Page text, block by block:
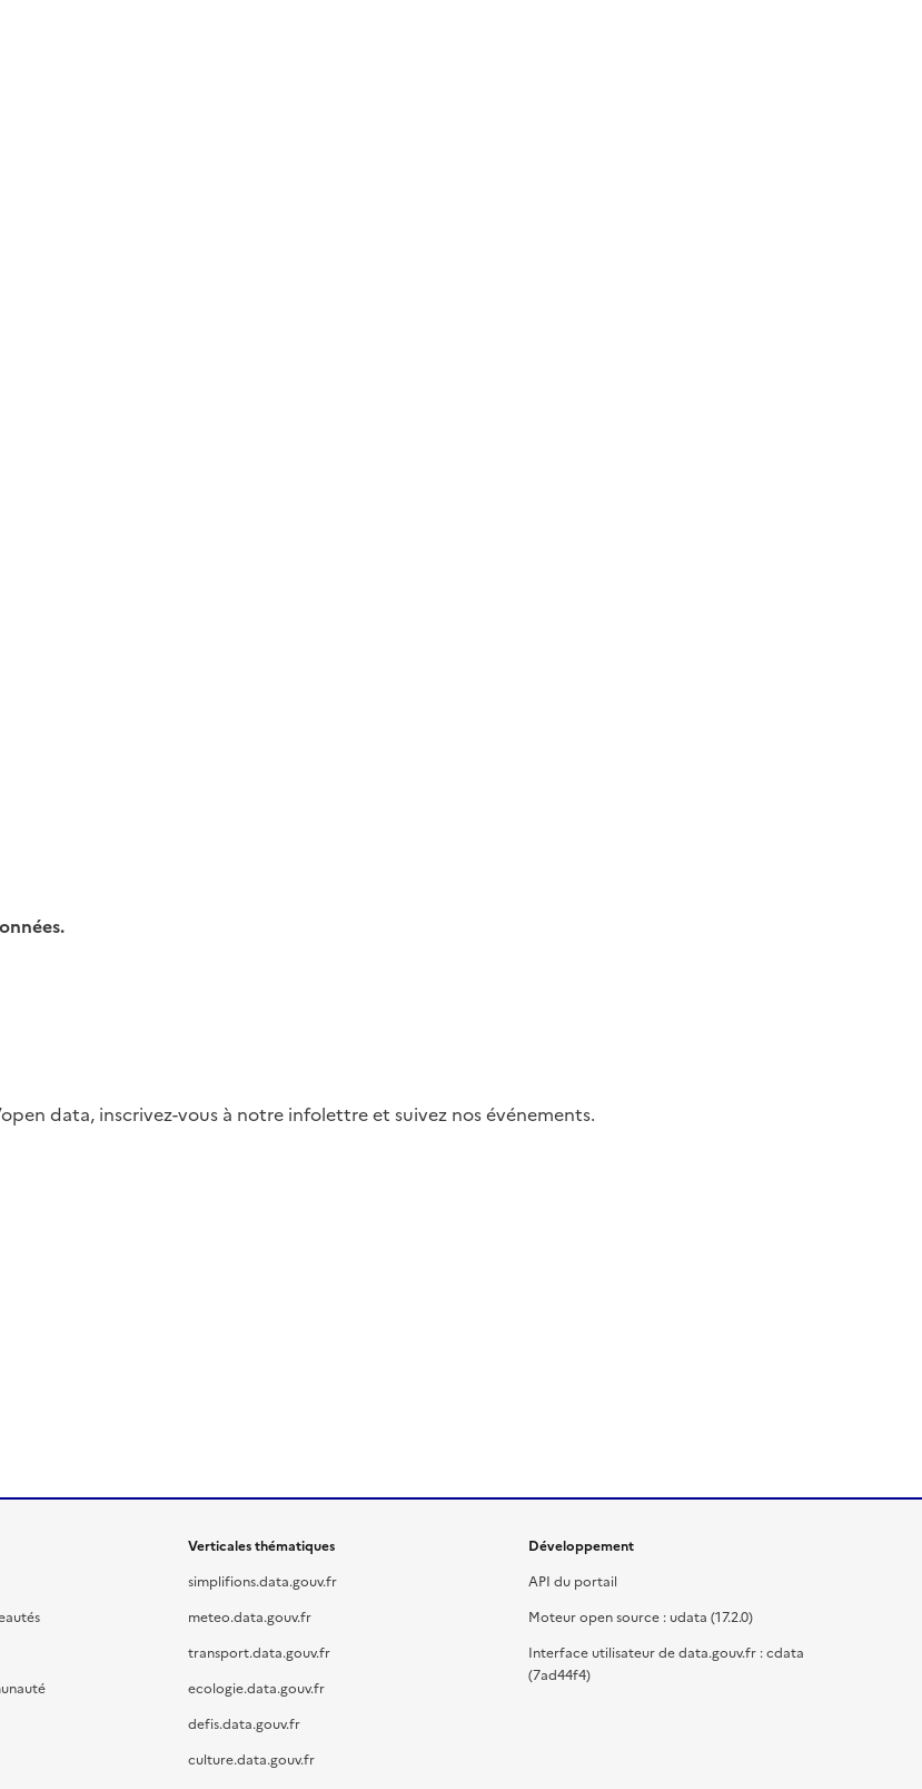
data, inscrivez-vous à notre infolettre et suivez nos événements.
Verticales thématiques
simplifions.data.gouv.fr
meteo.data.gouv.fr
transport.data.gouv.fr
ecologie.data.gouv.fr
defis.data.gouv.fr
culture.data.gouv.fr
Développement
API du portail
Moteur open source : udata (17.2.0)
Interface utilisateur de data.gouv.fr : cdata
(7ad44f4)